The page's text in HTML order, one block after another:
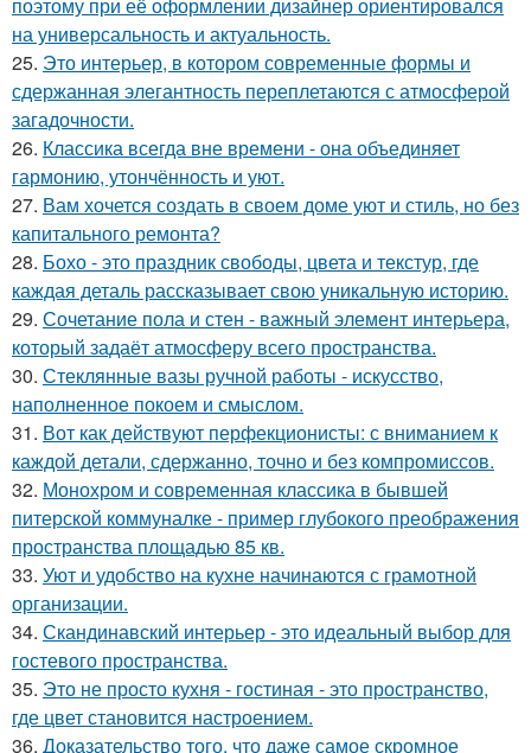
на универсальность и актуальность.
25. Это интерьер, в котором современные формы и
сдержанная элегантность переплетаются с атмосферой
загадочности.
26. Классика всегда вне времени - она объединяет
гармонию, утончённость и уют.
27. Вам хочется создать в своем доме уют и стиль, но без
капитального ремонта?
28. Бохо - это праздник свободы, цвета и текстур, где
каждая деталь рассказывает свою уникальную историю.
29. Сочетание пола и стен - важный элемент интерьера,
который задаёт атмосферу всего пространства.
30. Стеклянные вазы ручной работы - искусство,
наполненное покоем и смыслом.
31. Вот как действуют перфекционисты: с вниманием к
каждой детали, сдержанно, точно и без компромиссов.
32. Монохром и современная классика в бывшей
питерской коммуналке - пример глубокого преображения
пространства площадью 85 кв.
33. Уют и удобство на кухне начинаются с грамотной
организации.
34. Скандинавский интерьер - это идеальный выбор для
гостевого пространства.
35. Это не просто кухня - гостиная - это пространство,
где цвет становится настроением.
36. Доказательство того, что даже самое скромное